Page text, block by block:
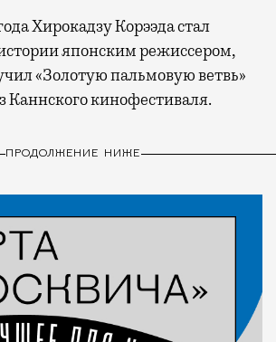
японским режиссером,
«Золотую пальмовую ветвь»
Каннского кинофестиваля.
ПРОДОЛЖЕНИЕ НИЖЕ